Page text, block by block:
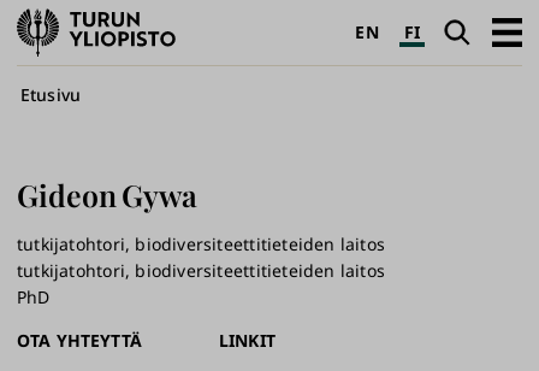
Turun
yliopisto
EN FI Haku
Avaa
Murupolku
Etusivu
GideonGywa
tutkijatohtori, biodiversiteettitieteiden laitos
tutkijatohtori, biodiversiteettitieteiden laitos
PhD
OTA YHTEYTTÄ
LINKIT